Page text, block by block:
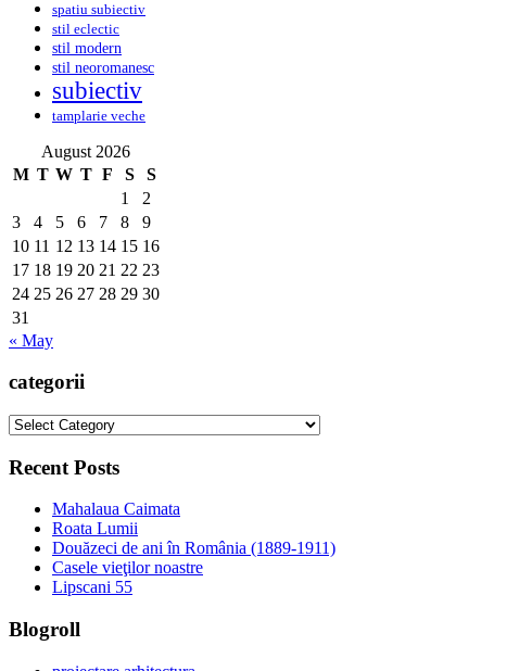
spatiu subiectiv
stil eclectic
stil modern
stil neoromanesc
subiectiv
tamplarie veche
August 2026
M T W T F S
S
1
2
3
4 5 6 7 8
9
10 11 12 13 14 15 16
17 18 19 20 21 22 23
24 25 26 27 28 29 30
31
« May
categorii
categorii
Recent Posts
Mahalaua Caimata
Roata Lumii
Douăzeci de ani în România (1889-1911)
Casele vieţilor noastre
Lipscani 55
Blogroll